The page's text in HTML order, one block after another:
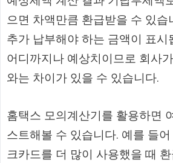
으면 차액만큼 환급받을 수 있습
추가 납부해야 하는 금액이 표시
어디까지나 예상치이므로 회사
와는 차이가 있을 수 있습니다.
홈택스 모의계산기를 활용하면
스트해볼 수 있습니다. 예를 들
크카드를 더 많이 사용했을 때